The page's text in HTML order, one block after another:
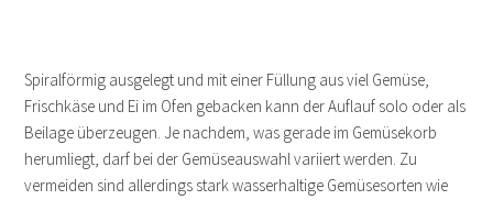
Spiralförmig ausgelegt und mit einer Füllung aus viel Gemüse,
Frischkäse und Ei im Ofen gebacken kann der Auflauf solo oder als
Beilage überzeugen. Je nachdem, was gerade im Gemüsekorb
herumliegt, darf bei der Gemüseauswahl variiert werden. Zu
vermeiden sind allerdings stark wasserhaltige Gemüsesorten wie